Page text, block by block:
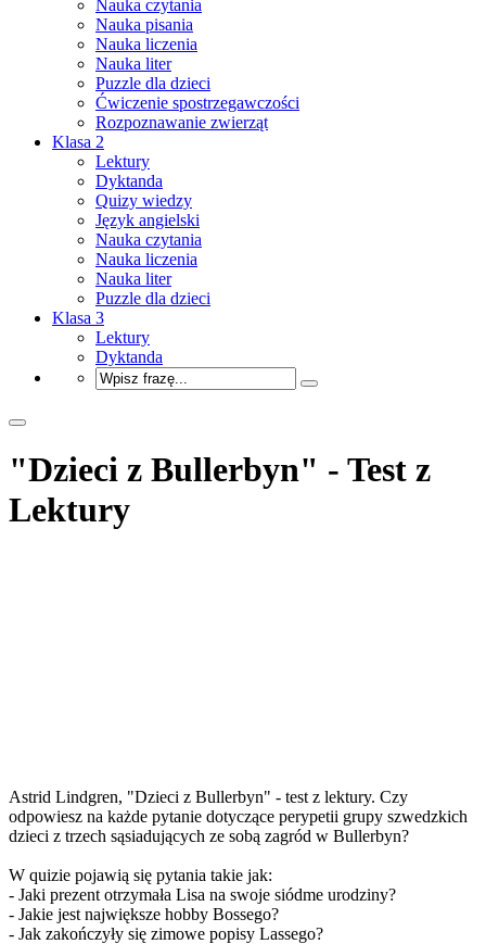
Nauka czytania
Nauka pisania
Nauka liczenia
Nauka liter
Puzzle dla dzieci
Ćwiczenie spostrzegawczości
Rozpoznawanie zwierząt
Klasa 2
Lektury
Dyktanda
Quizy wiedzy
Język angielski
Nauka czytania
Nauka liczenia
Nauka liter
Puzzle dla dzieci
Klasa 3
Lektury
Dyktanda
"Dzieci z Bullerbyn" - Test z
Lektury
Astrid Lindgren, "Dzieci z Bullerbyn" - test z lektury. Czy
odpowiesz na każde pytanie dotyczące perypetii grupy szwedzkich
dzieci z trzech sąsiadujących ze sobą zagród w Bullerbyn?
W quizie pojawią się pytania takie jak:
- Jaki prezent otrzymała Lisa na swoje siódme urodziny?
- Jakie jest największe hobby Bossego?
- Jak zakończyły się zimowe popisy Lassego?